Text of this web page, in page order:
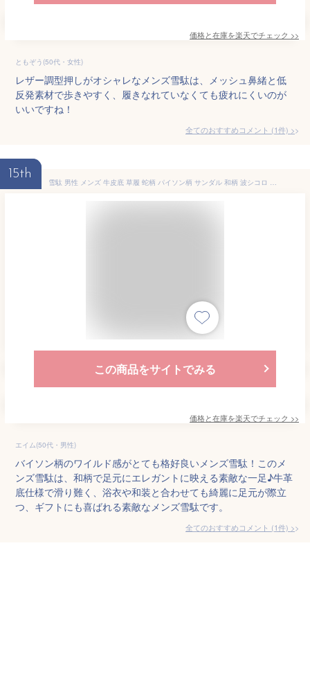
価格と在庫を楽天でチェック >>
ともぞう(50代・女性)
レザー調型押しがオシャレなメンズ雪駄は、メッシュ鼻緒と低
反発素材で歩きやすく、履きなれていなくても疲れにくいのが
いいですね！
全てのおすすめコメント (1件) >
15th
雪駄 男性 メンズ 牛皮底 草履 蛇柄 パイソン柄 サンダル 和柄 波シコロ 大きいサイズ おしゃれ 日本製
この商品をサイトでみる
価格と在庫を楽天でチェック >>
エイム(50代・男性)
バイソン柄のワイルド感がとても格好良いメンズ雪駄！このメ
ンズ雪駄は、和柄で足元にエレガントに映える素敵な一足♪牛革
底仕様で滑り難く、浴衣や和装と合わせても綺麗に足元が際立
つ、ギフトにも喜ばれる素敵なメンズ雪駄です。
全てのおすすめコメント (1件) >